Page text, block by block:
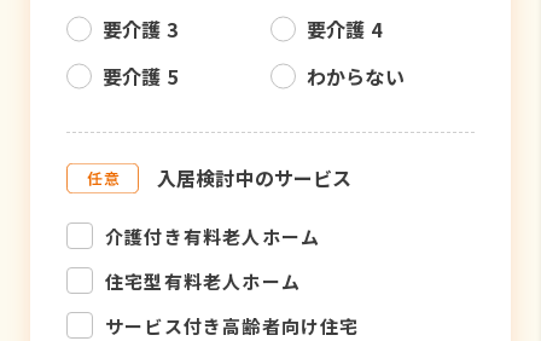
要介護 3
要介護 4
要介護 5
わからない
入居検討中のサービス
介護付き有料老人ホーム
住宅型有料老人ホーム
サービス付き高齢者向け住宅